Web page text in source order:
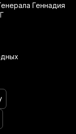
Геннадия